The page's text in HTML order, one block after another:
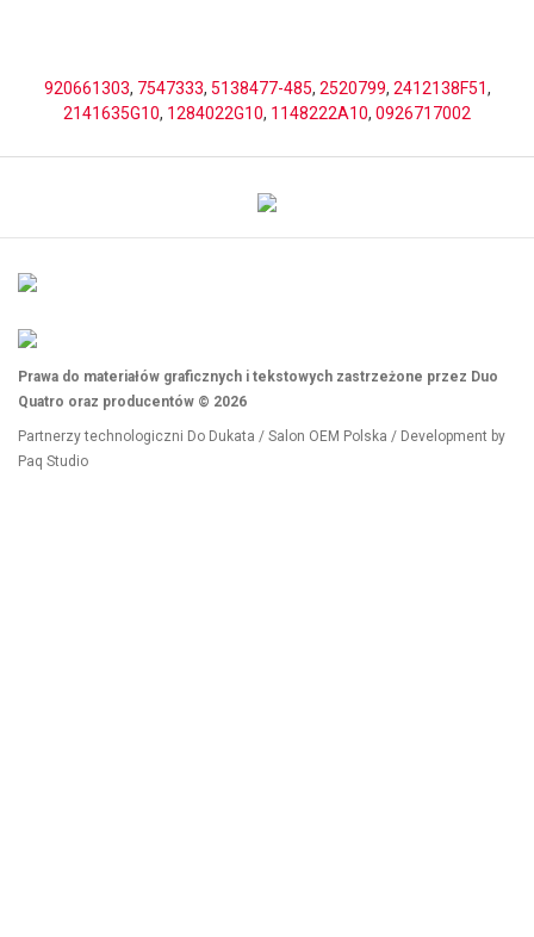
920661303, 7547333, 5138477-485, 2520799, 2412138F51,
2141635G10, 1284022G10, 1148222A10, 0926717002
Prawa do materiałów graficznych i tekstowych zastrzeżone przez Duo
Quatro oraz producentów © 2026
Partnerzy technologiczni Do Dukata / Salon OEM Polska / Development by
Paq Studio